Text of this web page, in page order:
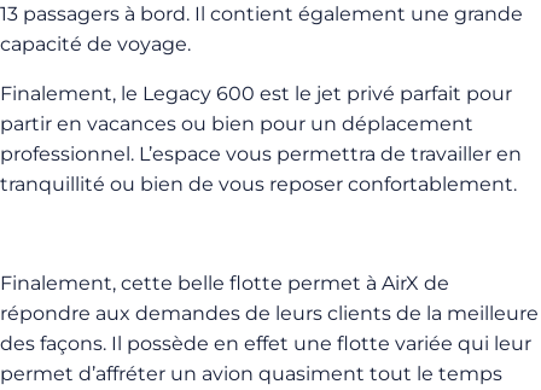
13 passagers à bord. Il contient également une grande
capacité de voyage.
Finalement, le Legacy 600 est le jet privé parfait pour
partir en vacances ou bien pour un déplacement
professionnel. L’espace vous permettra de travailler en
tranquillité ou bien de vous reposer confortablement.
Finalement, cette belle flotte permet à AirX de
répondre aux demandes de leurs clients de la meilleure
des façons. Il possède en effet une flotte variée qui leur
permet d’affréter un avion quasiment tout le temps